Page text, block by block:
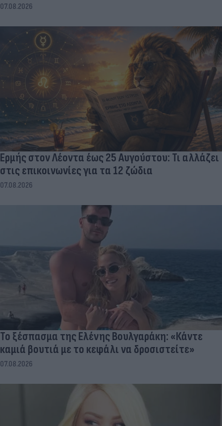
07.08.2026
Ερμής στον Λέοντα έως 25 Αυγούστου: Τι αλλάζει
στις επικοινωνίες για τα 12 ζώδια
07.08.2026
Το ξέσπασμα της Ελένης Βουλγαράκη: «Κάντε
καμιά βουτιά με το κεφάλι να δροσιστείτε»
07.08.2026